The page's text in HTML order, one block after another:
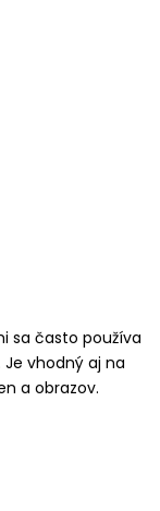
sa často používa
vhodný aj na
a obrazov.